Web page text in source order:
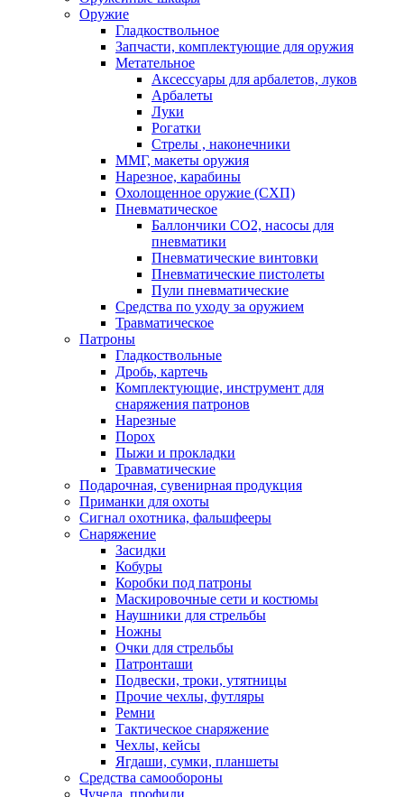
Оружие
Гладкоствольное
Запчасти, комплектующие для оружия
Метательное
Аксессуары для арбалетов, луков
Арбалеты
Луки
Рогатки
Стрелы , наконечники
ММГ, макеты оружия
Нарезное, карабины
Охолощенное оружие (СХП)
Пневматическое
Баллончики СО2, насосы для
пневматики
Пневматические винтовки
Пневматические пистолеты
Пули пневматические
Средства по уходу за оружием
Травматическое
Патроны
Гладкоствольные
Дробь, картечь
Комплектующие, инструмент для
снаряжения патронов
Нарезные
Порох
Пыжи и прокладки
Травматические
Подарочная, сувенирная продукция
Приманки для охоты
Сигнал охотника, фальшфееры
Снаряжение
Засидки
Кобуры
Коробки под патроны
Маскировочные сети и костюмы
Наушники для стрельбы
Ножны
Очки для стрельбы
Патронташи
Подвески, троки, утятницы
Прочие чехлы, футляры
Ремни
Тактическое снаряжение
Чехлы, кейсы
Ягдаши, сумки, планшеты
Средства самообороны
Чучела, профили